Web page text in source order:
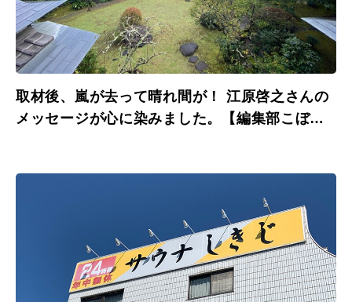
取材後、嵐が去って晴れ間が！ 江原啓之さんの
メッセージが心に染みました。【編集部こぼれ